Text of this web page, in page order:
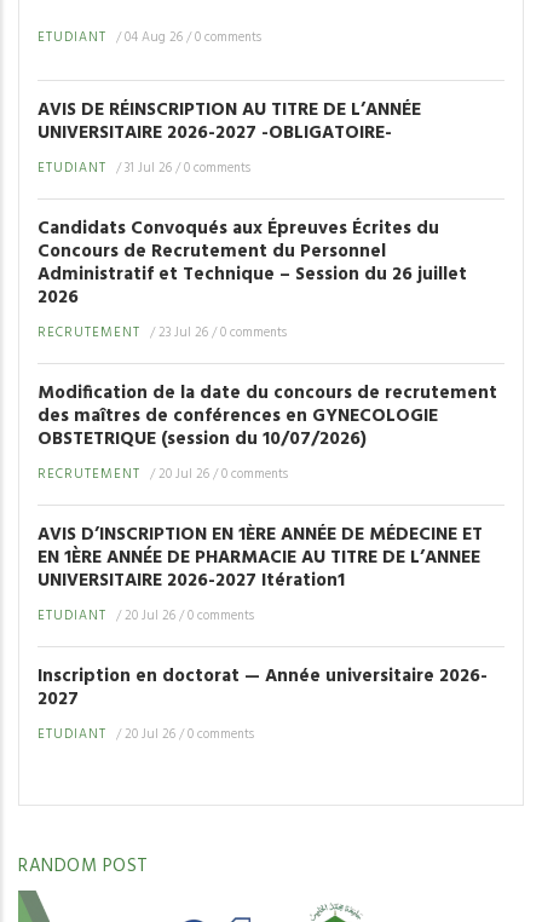
ETUDIANT /04 Aug 26/0 comments
AVIS DE RÉINSCRIPTION AU TITRE DE L’ANNÉE
UNIVERSITAIRE 2026-2027 -OBLIGATOIRE-
ETUDIANT /31 Jul 26/0 comments
Candidats Convoqués aux Épreuves Écrites du
Concours de Recrutement du Personnel
Administratif et Technique – Session du 26 juillet
2026
RECRUTEMENT /23 Jul 26/0 comments
Modification de la date du concours de recrutement
des maîtres de conférences en GYNECOLOGIE
OBSTETRIQUE (session du 10/07/2026)
RECRUTEMENT /20 Jul 26/0 comments
AVIS D’INSCRIPTION EN 1ÈRE ANNÉE DE MÉDECINE ET
EN 1ÈRE ANNÉE DE PHARMACIE AU TITRE DE L’ANNEE
UNIVERSITAIRE 2026-2027 Itération1
ETUDIANT /20 Jul 26/0 comments
Inscription en doctorat — Année universitaire 2026-
2027
ETUDIANT /20 Jul 26/0 comments
RANDOM POST